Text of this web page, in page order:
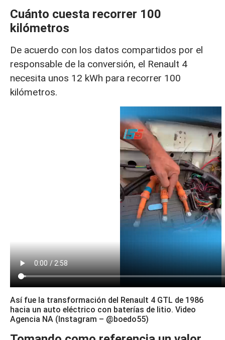
Cuánto cuesta recorrer 100
kilómetros
De acuerdo con los datos compartidos por el
responsable de la conversión, el Renault 4
necesita unos 12 kWh para recorrer 100
kilómetros.
Así fue la transformación del Renault 4 GTL de 1986
hacia un auto eléctrico con baterías de litio. Video
Agencia NA (Instagram – @boedo55)